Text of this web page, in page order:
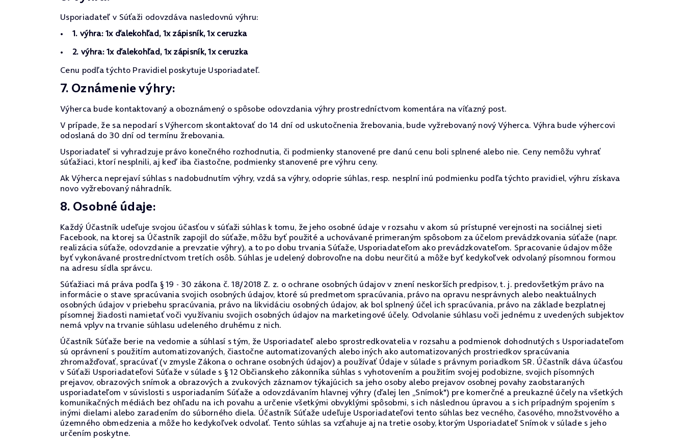
Usporiadateľ v Súťaži odovzdáva nasledovnú výhru:
1. výhra: 1x ďalekohľad, 1x zápisník, 1x ceruzka
2. výhra: 1x ďalekohľad, 1x zápisník, 1x ceruzka
Cenu podľa týchto Pravidiel poskytuje Usporiadateľ.
7. Oznámenie výhry:
Výherca bude kontaktovaný a oboznámený o spôsobe odovzdania výhry prostredníctvom komentára na víťazný post.
V prípade, že sa nepodarí s Výhercom skontaktovať do 14 dní od uskutočnenia žrebovania, bude vyžrebovaný nový Výherca. Výhra bude výhercovi
odoslaná do 30 dní od termínu žrebovania.
Usporiadateľ si vyhradzuje právo konečného rozhodnutia, či podmienky stanovené pre danú cenu boli splnené alebo nie. Ceny nemôžu vyhrať
súťažiaci, ktorí nesplnili, aj keď iba čiastočne, podmienky stanovené pre výhru ceny.
Ak Výherca neprejaví súhlas s nadobudnutím výhry, vzdá sa výhry, odoprie súhlas, resp. nesplní inú podmienku podľa týchto pravidiel, výhru získava
novo vyžrebovaný náhradník.
8. Osobné údaje:
Každý Účastník udeľuje svojou účasťou v súťaži súhlas k tomu, že jeho osobné údaje v rozsahu v akom sú prístupné verejnosti na sociálnej sieti
Facebook, na ktorej sa Účastník zapojil do súťaže, môžu byť použité a uchovávané primeraným spôsobom za účelom prevádzkovania súťaže (napr.
realizácia súťaže, odovzdanie a prevzatie výhry), a to po dobu trvania Súťaže, Usporiadateľom ako prevádzkovateľom. Spracovanie údajov môže
byť vykonávané prostredníctvom tretích osôb. Súhlas je udelený dobrovoľne na dobu neurčitú a môže byť kedykoľvek odvolaný písomnou formou
na adresu sídla správcu.
Súťažiaci má práva podľa § 19 - 30 zákona č. 18/2018 Z. z. o ochrane osobných údajov v znení neskorších predpisov, t. j. predovšetkým právo na
informácie o stave spracúvania svojich osobných údajov, ktoré sú predmetom spracúvania, právo na opravu nesprávnych alebo neaktuálnych
osobných údajov v priebehu spracúvania, právo na likvidáciu osobných údajov, ak bol splnený účel ich spracúvania, právo na základe bezplatnej
písomnej žiadosti namietať voči využívaniu svojich osobných údajov na marketingové účely. Odvolanie súhlasu voči jednému z uvedených subjektov
nemá vplyv na trvanie súhlasu udeleného druhému z nich.
Účastník Súťaže berie na vedomie a súhlasí s tým, že Usporiadateľ alebo sprostredkovatelia v rozsahu a podmienok dohodnutých s Usporiadateľom
sú oprávnení s použitím automatizovaných, čiastočne automatizovaných alebo iných ako automatizovaných prostriedkov spracúvania
zhromažďovať, spracúvať (v zmysle Zákona o ochrane osobných údajov) a používať Údaje v súlade s právnym poriadkom SR. Účastník dáva účasťou
v Súťaži Usporiadateľovi Súťaže v súlade s § 12 Občianskeho zákonníka súhlas s vyhotovením a použitím svojej podobizne, svojich písomných
prejavov, obrazových snímok a obrazových a zvukových záznamov týkajúcich sa jeho osoby alebo prejavov osobnej povahy zaobstaraných
usporiadateľom v súvislosti s usporiadaním Súťaže a odovzdávaním hlavnej výhry (ďalej len „Snímok") pre komerčné a preukazné účely na všetkých
komunikačných médiách bez ohľadu na ich povahu a určenie všetkými obvyklými spôsobmi, s ich následnou úpravou a s ich prípadným spojením s
inými dielami alebo zaradením do súborného diela. Účastník Súťaže udeľuje Usporiadateľovi tento súhlas bez vecného, časového, množstvového a
územného obmedzenia a môže ho kedykoľvek odvolať. Tento súhlas sa vzťahuje aj na tretie osoby, ktorým Usporiadateľ Snímok v súlade s jeho
určením poskytne.